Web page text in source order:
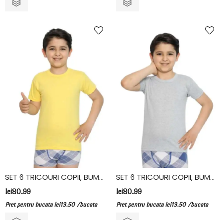
SET 6 TRICOURI COPII, BUMBAC, FIDAN, GALBEN
lei80.99
Pret pentru bucata lei13.50 /bucata
SET 6 TRICOURI COPII, BUMBAC, FIDAN, GRI
lei80.99
Pret pentru bucata lei13.50 /bucata